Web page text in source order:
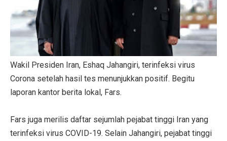
Wakil Presiden Iran, Eshaq Jahangiri, terinfeksi virus
Corona setelah hasil tes menunjukkan positif. Begitu
laporan kantor berita lokal, Fars.
Fars juga merilis daftar sejumlah pejabat tinggi Iran yang
terinfeksi virus COVID-19. Selain Jahangiri, pejabat tinggi